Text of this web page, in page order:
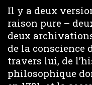
Il y a deux
raison pure –
deux
de la conscience
travers lui, de
philosophique